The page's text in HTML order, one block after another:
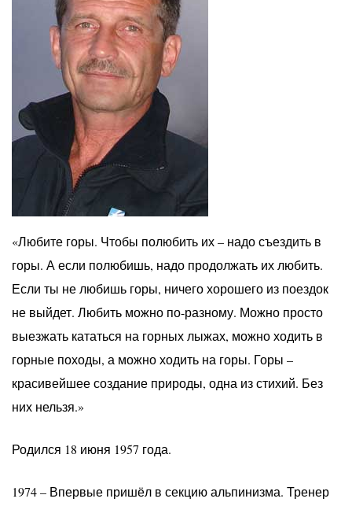
«Любите горы. Чтобы полюбить их – надо съездить в
горы. А если полюбишь, надо продолжать их любить.
Если ты не любишь горы, ничего хорошего из поездок
не выйдет. Любить можно по-разному. Можно просто
выезжать кататься на горных лыжах, можно ходить в
горные походы, а можно ходить на горы. Горы –
красивейшее создание природы, одна из стихий. Без
них нельзя.»
Родился 18 июня 1957 года.
1974 – Впервые пришёл в секцию альпинизма. Тренер